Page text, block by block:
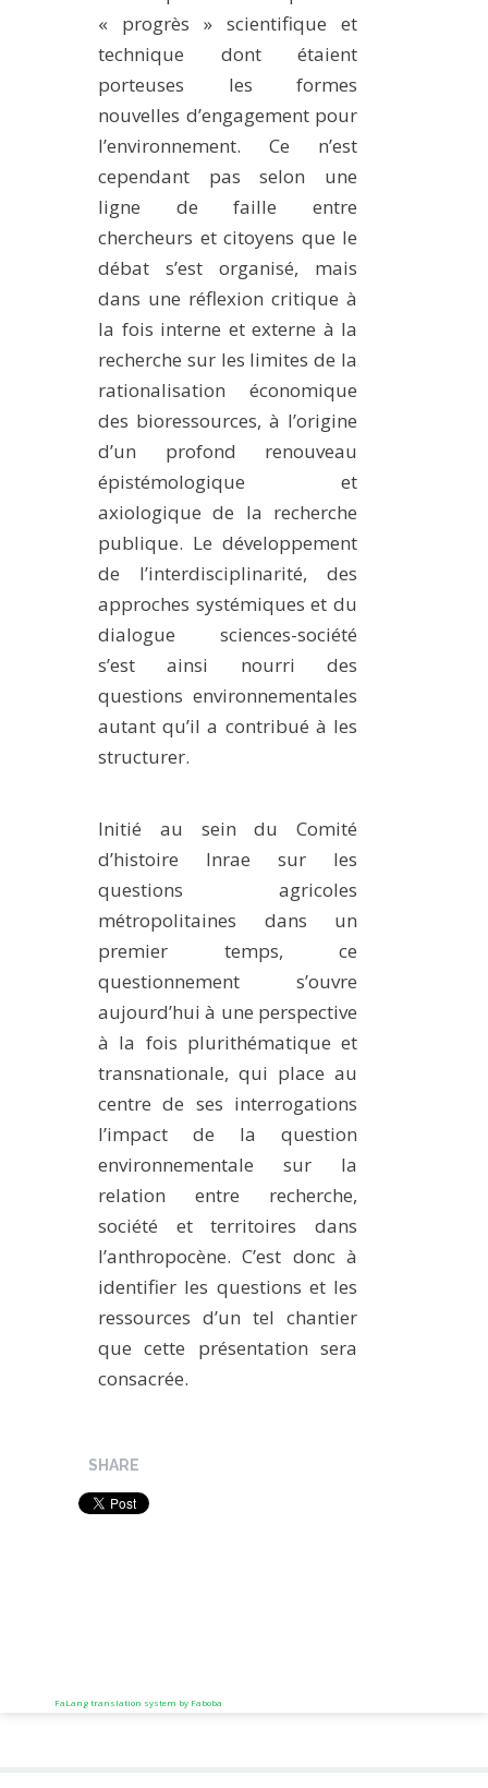
« progrès » scientifique et
technique dont étaient
porteuses les formes
nouvelles d’engagement pour
l’environnement. Ce n’est
cependant pas selon une
ligne de faille entre
chercheurs et citoyens que le
débat s’est organisé, mais
dans une réflexion critique à
la fois interne et externe à la
recherche sur les limites de la
rationalisation économique
des bioressources, à l’origine
d’un profond renouveau
épistémologique et
axiologique de la recherche
publique. Le développement
de l’interdisciplinarité, des
approches systémiques et du
dialogue sciences-société
s’est ainsi nourri des
questions environnementales
autant qu’il a contribué à les
structurer.
Initié au sein du Comité
d’histoire Inrae sur les
questions agricoles
métropolitaines dans un
premier temps, ce
questionnement s’ouvre
aujourd’hui à une perspective
à la fois plurithématique et
transnationale, qui place au
centre de ses interrogations
l’impact de la question
environnementale sur la
relation entre recherche,
société et territoires dans
l’anthropocène. C’est donc à
identifier les questions et les
ressources d’un tel chantier
que cette présentation sera
consacrée.
SHARE
FaLang translation system by Faboba